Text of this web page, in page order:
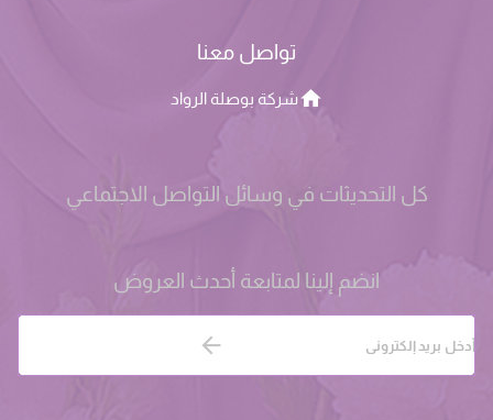
تواصل معنا
شركة بوصلة الرواد
كل التحديثات في وسائل التواصل الاجتماعي
انضم إلينا لمتابعة أحدث العروض